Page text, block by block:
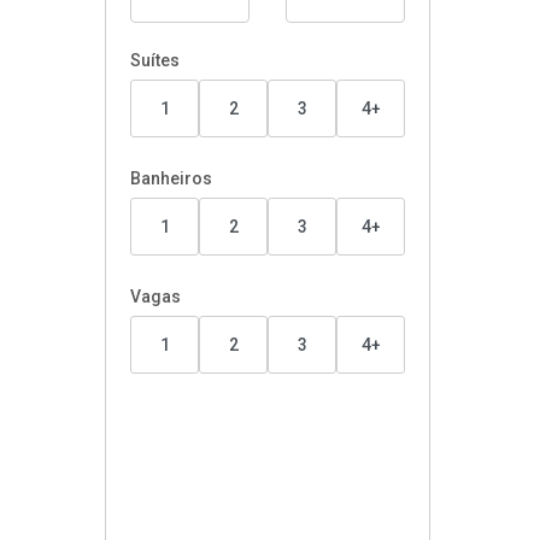
Suítes
1 2 3 4+
Banheiros
1 2 3 4+
Vagas
1 2 3 4+